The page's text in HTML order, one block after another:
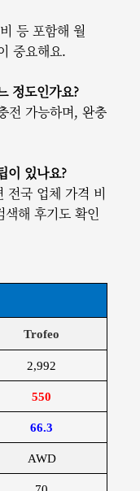
등 포함해 월
중요해요.
정도인가요?
전 가능하며, 완충
이 있나요?
전국 업체 가격 비
색해 후기도 확인
Trofeo
2,992
550
66.3
AWD